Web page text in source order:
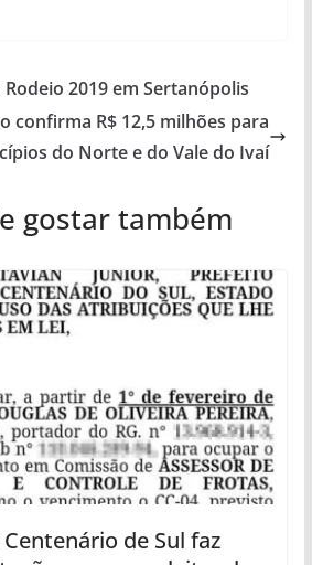
2019 em Sertanópolis
confirma R$ 12,5 milhões para
do Norte e do Vale do Ivaí
gostar também
de Sul faz